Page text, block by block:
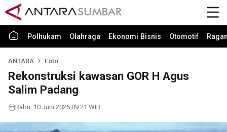
Polhukam Olahraga Ekonomi Bisnis Otomotif
ANTARA Foto
Rekonstruksi kawasan GOR H Agus
Salim Padang
Rabu, 10 Juni 2026 09:21 WIB